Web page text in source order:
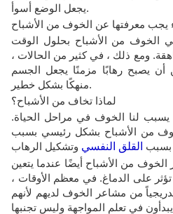
يجعل الوضع أسوأ.
يجب معرفتها عن الخوف من الأشباح
الخوف من الأشباح بحلول الوقت
ومع ذلك ، في كثير من الحالات ،
أن يصبح رهابًا مزمنًا يجعل الجسم
منهكًا بشكل خطير.
لماذا تخاف من الأشباح؟
لنا الخوف في مراحل الحياة.
من الأشباح بشكل رئيسي بسبب
بسبب القلق النفسي
من الأشباح أيضًا عندما يتعين
على الدماغ. في معظم الأوقات ،
من مشاعر الخوف لديهم لأنهم